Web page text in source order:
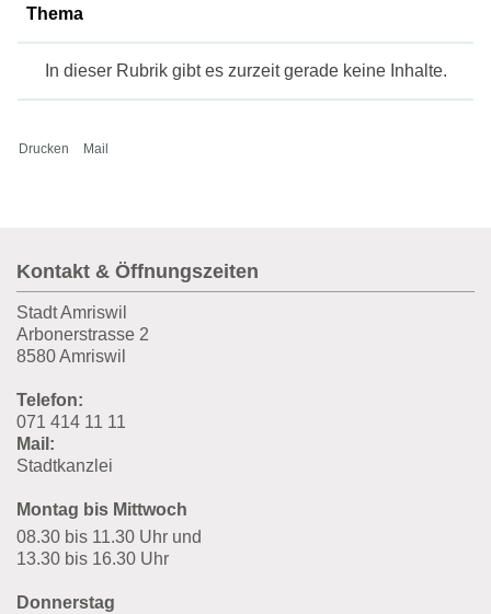
Thema
In dieser Rubrik gibt es zurzeit gerade keine Inhalte.
Drucken Mail
Kontakt & Öffnungszeiten
Stadt Amriswil
Arbonerstrasse 2
8580 Amriswil
Telefon:
071 414 11 11
Mail:
Stadtkanzlei
Montag bis Mittwoch
08.30 bis 11.30 Uhr und
13.30 bis 16.30 Uhr
Donnerstag